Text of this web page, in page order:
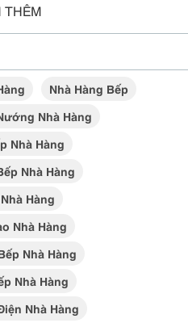
THÊM
Nhà Hàng Bếp
Nhà Hàng
Nhà Hàng
Nhà Hàng
Hàng
Nhà Hàng
Nhà Hàng
Nhà Hàng
Nhà Hàng